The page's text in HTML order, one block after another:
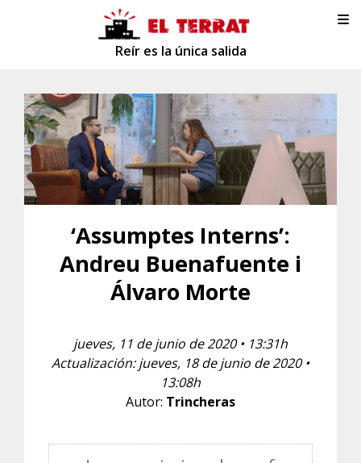
Reír es la única salida
‘Assumptes Interns’:
Andreu Buenafuente i
Álvaro Morte
jueves, 11 de junio de 2020 • 13:31h
Actualización: jueves, 18 de junio de 2020 •
13:08h
Autor: Trincheras